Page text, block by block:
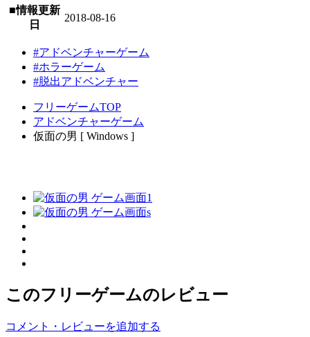
■情報更新
日
2018-08-16
#アドベンチャーゲーム
#ホラーゲーム
#脱出アドベンチャー
フリーゲームTOP
アドベンチャーゲーム
仮面の男 [ Windows ]
このフリーゲームのレビュー
コメント・レビューを追加する